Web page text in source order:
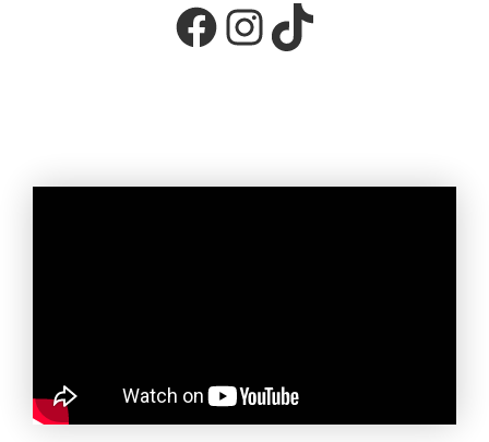
Facebook Instagram TikTok